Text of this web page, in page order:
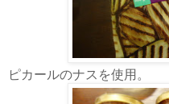
ピカールのナスを使用。